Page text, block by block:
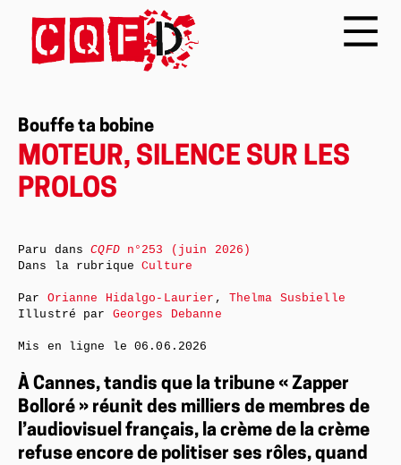
Bouffe ta bobine
MOTEUR, SILENCE SUR LES
PROLOS
À Cannes, tandis que la tribune « Zapper
Bolloré » réunit des milliers de membres de
l’audiovisuel français, la crème de la crème
refuse encore de politiser ses rôles, quand
Paru dansCQFDn°253 (juin 2026)
Dans la rubriqueCulture
Par Orianne Hidalgo-Laurier , Thelma Susbielle
Illustré par Georges Debanne
Mis en ligne le06.06.2026